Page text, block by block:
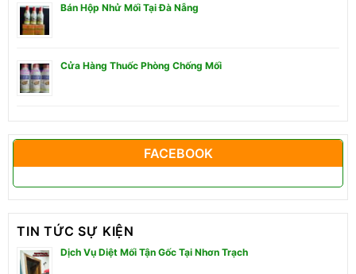
Bán Hộp Nhử Mối Tại Đà Nẵng
Cửa Hàng Thuốc Phòng Chống Mối
FACEBOOK
TIN TỨC SỰ KIỆN
Dịch Vụ Diệt Mối Tận Gốc Tại Nhơn Trạch